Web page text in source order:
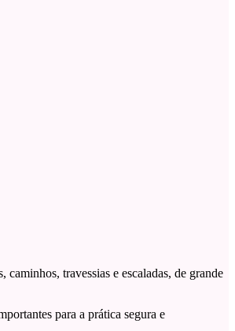
travessias e escaladas, de grande
para a prática segura e